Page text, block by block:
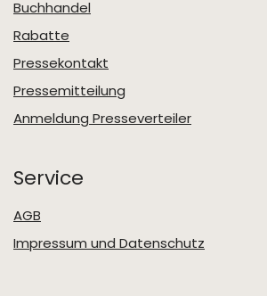
Buchhandel
Rabatte
Pressekontakt
Pressemitteilung
Anmeldung Presseverteiler
Service
AGB
Impressum und Datenschutz